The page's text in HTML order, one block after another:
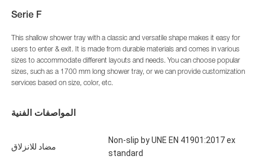
Serie F
This shallow shower tray with a classic and versatile shape makes it easy for
users to enter & exit. It is made from durable materials and comes in various
sizes to accommodate different layouts and needs. You can choose popular
sizes, such as a 1700 mm long shower tray, or we can provide customization
services based on size, color, etc.
المواصفات الفنية
مضاد للانزلاق
Non-slip by UNE EN 41901:2017 ex
standard